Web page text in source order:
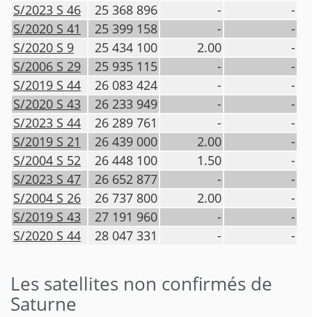
S/2023 S 46
25 368 896 -
-
S/2020 S 41
25 399 158 -
-
S/2020 S 9
25 434 100 2.00
-
S/2006 S 29
25 935 115 -
-
S/2019 S 44
26 083 424 -
-
S/2020 S 43
26 233 949 -
-
S/2023 S 44
26 289 761 -
-
S/2019 S 21
26 439 000 2.00
-
S/2004 S 52
26 448 100 1.50
-
S/2023 S 47
26 652 877 -
-
S/2004 S 26
26 737 800 2.00
-
S/2019 S 43
27 191 960 -
-
S/2020 S 44
28 047 331 - -
Les satellites non confirmés de
Saturne